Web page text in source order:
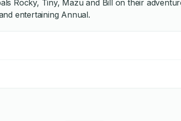
Rocky, Tiny, Mazu and Bill on their
entertaining Annual.